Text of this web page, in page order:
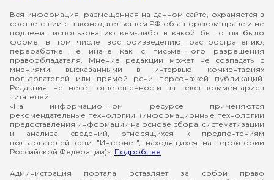
Вся информация, размещенная на данном сайте, охраняется в
соответствии с законодательством РФ об авторском праве и не
подлежит использованию кем-либо в какой бы то ни было
форме, в том числе воспроизведению, распространению,
переработке не иначе как с письменного разрешения
правообладателя. Мнение редакции может не совпадать с
мнениями, высказанными в интервью, комментариях
пользователей или прямой речи персонажей публикаций.
Редакция не несёт ответственности за текст комментариев
читателей.
«На информационном ресурсе применяются
рекомендательные технологии (информационные технологии
предоставления информации на основе сбора, систематизации
и анализа сведений, относящихся к предпочтениям
пользователей сети "Интернет", находящихся на территории
Российской Федерации)». Подробнее
Администрация портала оставляет за собой право